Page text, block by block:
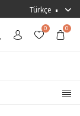
Türkçe
0 0